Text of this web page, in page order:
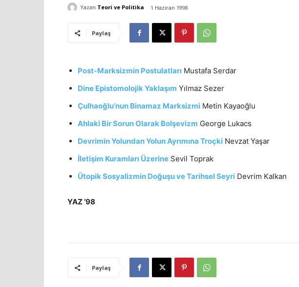
Yazan Teori ve Politika 1 Haziran 1998
Paylaş
Post-Marksizmin Postulatları Mustafa Serdar
Dine Epistomolojik Yaklaşım Yılmaz Sezer
Çulhaoğlu’nun Binamaz Marksizmi Metin Kayaoğlu
Ahlaki Bir Sorun Olarak Bolşevizm George Lukacs
Devrimin Yolundan Yolun Ayrımına Troçki Nevzat Yaşar
İletişim Kuramları Üzerine Sevil Toprak
Ütopik Sosyalizmin Doğuşu ve Tarihsel Seyri Devrim Kalkan
YAZ ’98
Paylaş